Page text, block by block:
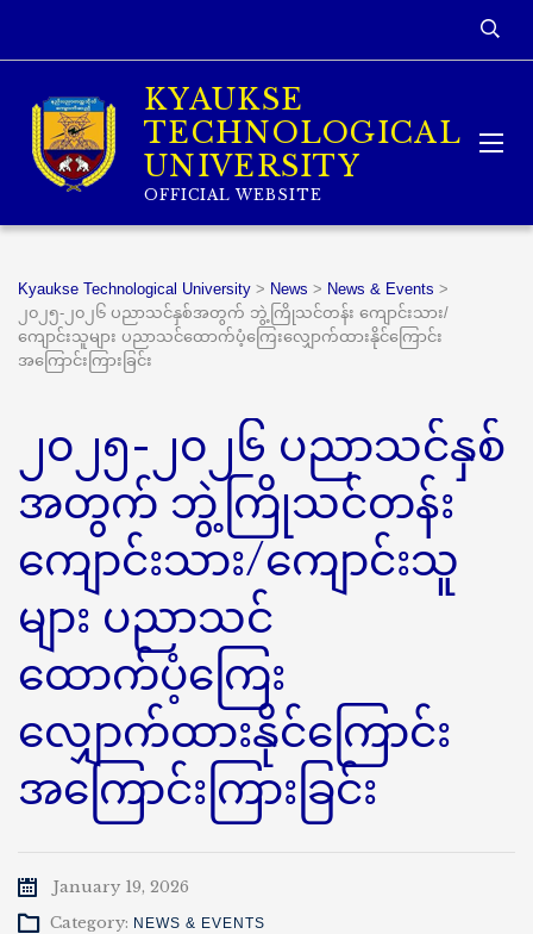
KYAUKSE
TECHNOLOGICAL
UNIVERSITY
OFFICIAL WEBSITE
Kyaukse Technological University > News > News & Events >
၂၀၂၅-၂၀၂၆ ပညာသင်နှစ်အတွက် ဘွဲ့ကြိုသင်တန်း ကျောင်းသား/
ကျောင်းသူများ ပညာသင်ထောက်ပံ့ကြေးလျှောက်ထားနိုင်ကြောင်း
အကြောင်းကြားခြင်း
၂၀၂၅-၂၀၂၆ ပညာသင်နှစ်
အတွက် ဘွဲ့ကြိုသင်တန်း
ကျောင်းသား/ကျောင်းသူ
များ ပညာသင်
ထောက်ပံ့ကြေး
လျှောက်ထားနိုင်ကြောင်း
အကြောင်းကြားခြင်း
January 19, 2026
Category: NEWS & EVENTS